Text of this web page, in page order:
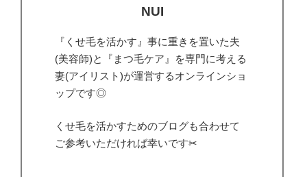
NUI
『くせ毛を活かす』事に重きを置いた夫
(美容師)と『まつ毛ケア』を専門に考える
妻(アイリスト)が運営するオンラインショ
ップです◎
くせ毛を活かすためのブログも合わせて
ご参考いただければ幸いです✂︎